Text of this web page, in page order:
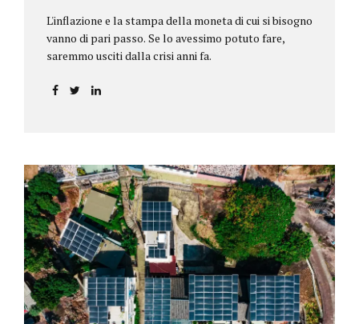
L'inflazione e la stampa della moneta di cui si bisogno
vanno di pari passo. Se lo avessimo potuto fare,
saremmo usciti dalla crisi anni fa.